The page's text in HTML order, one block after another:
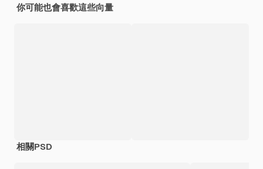
你可能也會喜歡這些向量
相關PSD